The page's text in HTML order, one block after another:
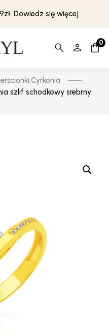
Dowiedz się więcej
0
,Cyrkonia
szlif schodkowy srebrny